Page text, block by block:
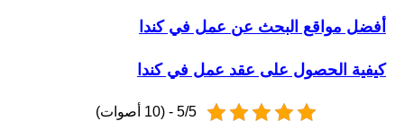
أفضل مواقع البحث عن عمل في كندا
كيفية الحصول على عقد عمل في كندا
5/5 - (10 أصوات)